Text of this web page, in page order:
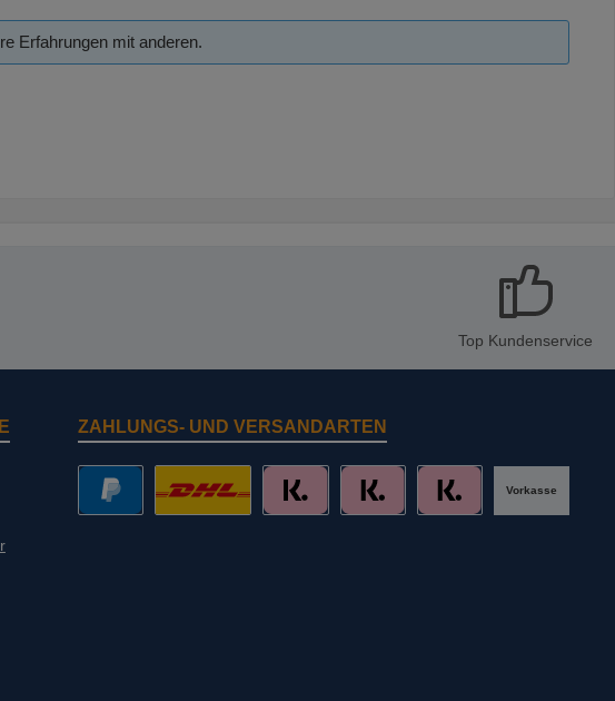
Erfahrungen mit anderen.
Top Kundenservice
ZAHLUNGS- UND VERSANDARTEN
Vorkasse